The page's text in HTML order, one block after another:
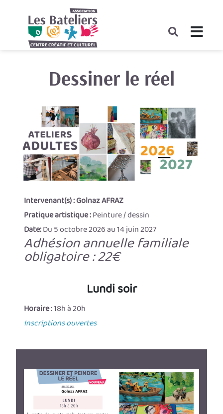
Dessiner le réel
Intervenant(s) :Golnaz AFRAZ
Pratique artistique :Peinture / dessin
Date:Du 5 octobre 2026 au 14 juin 2027
Adhésion annuelle familiale
obligatoire : 22€
Lundi soir
Horaire: 18h à 20h
Inscriptions ouvertes